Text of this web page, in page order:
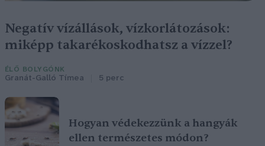
Negatív vízállások, vízkorlátozások:
miképp takarékoskodhatsz a vízzel?
ÉLŐ BOLYGÓNK
Granát-Galló Tímea 5 perc
Hogyan védekezzünk a hangyák
ellen természetes módon?